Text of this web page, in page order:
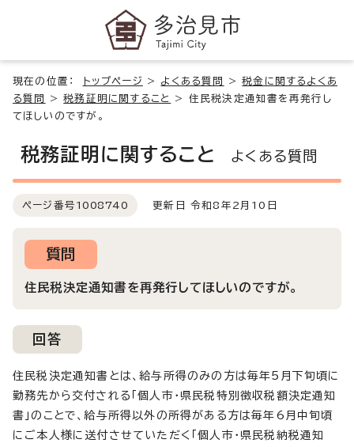
現在の位置： トップページ > よくある質問 >税金に関するよくあ
る質問
>税務証明に関すること > 住民税決定通知書を再発行し
てほしいのですが。
税務証明に関すること よくある質問
ページ番号 1008740 更新日 令和8年2月10日
質問
住民税決定通知書を再発行してほしいのですが。
回答
住民税決定通知書とは、給与所得のみの方は毎年5月下旬頃に
勤務先から交付される「個人市・県民税特別徴収税額決定通知
書」のことで、給与所得以外の所得がある方は毎年6月中旬頃
にご本人様に送付させていただく「個人市・県民税納税通知